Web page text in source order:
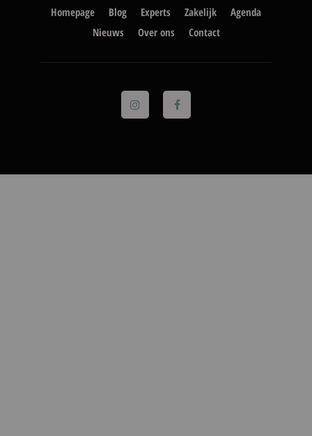
Homepage Blog Experts Zakelijk
Agenda
Nieuws
Over ons Contact